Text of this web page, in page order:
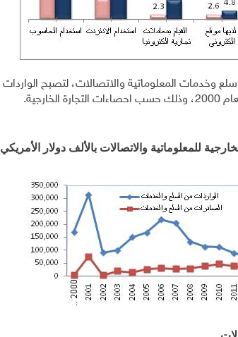
للمعلوماتية والاتصالات بالألف دولار الأمريكي